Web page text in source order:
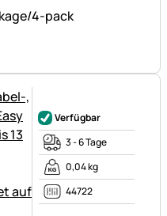
Verfügbar
3 - 6 Tage
0,04 kg
44722